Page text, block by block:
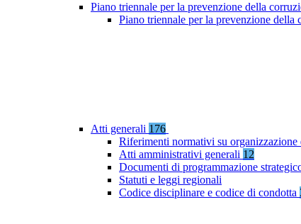
Piano triennale per la prevenzione della
Piano triennale per la prevenzione della
Atti generali 176
Riferimenti normativi su organizzazione
Atti amministrativi generali 12
Documenti di programmazione
Statuti e leggi regionali
Codice disciplinare e codice di condotta